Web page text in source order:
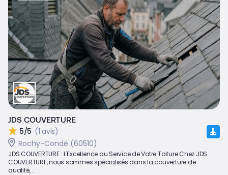
JDS COUVERTURE
5/5 (1 avis)
Rochy-Condé (60510)
JDS COUVERTURE : L'Excellence au Service de Votre Toiture Chez JDS
COUVERTURE, nous sommes spécialisés dans la couverture de
qualité,...